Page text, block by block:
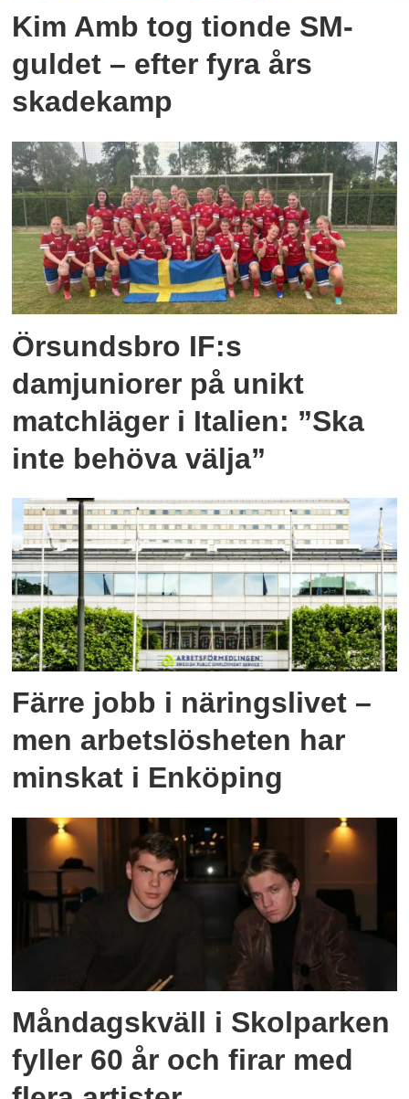
Kim Amb tog tionde SM-
guldet – efter fyra års
skadekamp
Örsundsbro IF:s
damjuniorer på unikt
matchläger i Italien: ”Ska
inte behöva välja”
Färre jobb i näringslivet –
men arbetslösheten har
minskat i Enköping
Måndagskväll i Skolparken
fyller 60 år och firar med